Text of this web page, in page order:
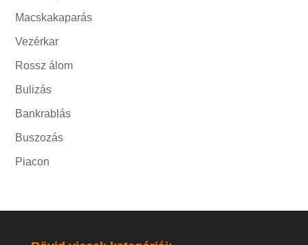
Macskakaparás
Vezérkar
Rossz álom
Bulizás
Bankrablás
Buszozás
Piacon